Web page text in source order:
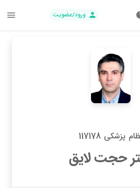
ورود/عضویت
پزشکی 117178
حجت لایق